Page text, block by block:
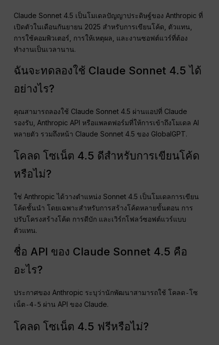
Claude Sonnet 4.5 เป็นโมเดลปัญญาประดิษฐ์ของ Anthropic ที่
เปิดตัวในเดือนกันยายน 2025 สำหรับการเขียนโค้ด, ตัวแทน,
การใช้คอมพิวเตอร์, การให้เหตุผล, และงานซอฟต์แวร์ที่ต้อง
ทำงานเป็นเวลานาน.
ฉันจะทดลองใช้ Claude Sonnet 4.5 ได้
อย่างไร?
คุณสามารถลองใช้ Claude Sonnet 4.5 ผ่านแอปที่ Claude
รองรับ, Anthropic API หรือแพลตฟอร์มที่ให้การเข้าถึงโมเดล AI
หลายตัว รวมถึงหน้า Claude Sonnet 4.5 ของ GlobalGPT.
โคลด โซเน็ต 4.5 ดีสำหรับการเขียนโค้ด
หรือไม่?
ใช่ Anthropic ได้วางตำแหน่ง Sonnet 4.5 เป็นโมเดลการเขียน
โค้ดชั้นนำ โดยเฉพาะสำหรับการสร้างโค้ดหลายขั้นตอน การ
ปรับโครงสร้างโค้ด การดีบัก และเวิร์กโฟลว์ซอฟต์แวร์แบบ
ตัวแทน.
ชื่อ API ของ Claude Sonnet 4.5 คือ
อะไร?
ประกาศของ Anthropic ระบุว่านักพัฒนาสามารถใช้โคลด-โซ
เน็ต-4-5 ผ่าน API ของ Claude.
โคลด โซเน็ต 4.5 ฟรีหรือไม่?